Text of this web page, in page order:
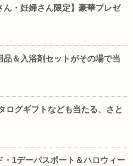
ん・妊婦さん限定】豪華プレゼ
品＆入浴剤セットがその場で当
ログギフトなども当たる、さと
・1デーパスポート＆ハロウィー